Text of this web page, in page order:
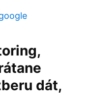
dát,